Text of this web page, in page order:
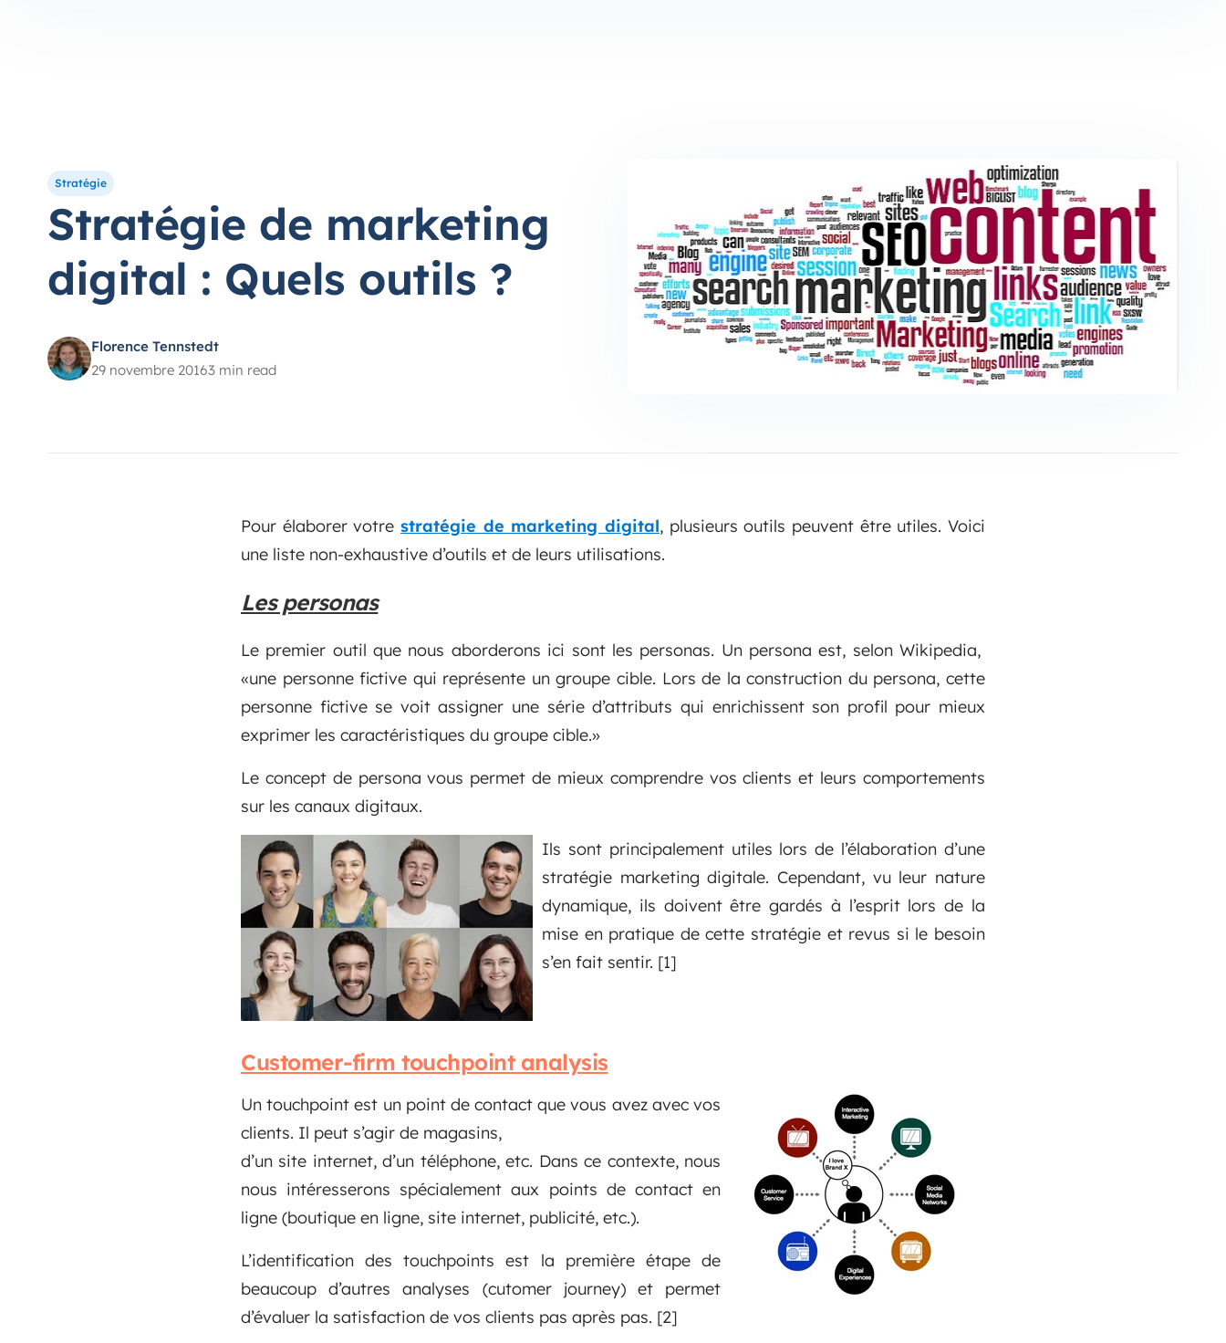
Stratégie
Stratégie de marketing
digital : Quels outils ?
Florence Tennstedt
29 novembre 20163 min read
Pour élaborer votre stratégie de marketing digital, plusieurs outils peuvent être utiles. Voici
une liste non-exhaustive d’outils et de leurs utilisations.
Les personas
Le premier outil que nous aborderons ici sont les personas. Un persona est, selon Wikipedia,
«une personne fictive qui représente un groupe cible. Lors de la construction du persona, cette
personne fictive se voit assigner une série d’attributs qui enrichissent son profil pour mieux
exprimer les caractéristiques du groupe cible.»
Le concept de persona vous permet de mieux comprendre vos clients et leurs comportements
sur les canaux digitaux.
Ils sont principalement utiles lors de l’élaboration d’une
stratégie marketing digitale. Cependant, vu leur nature
dynamique, ils doivent être gardés à l’esprit lors de la
mise en pratique de cette stratégie et revus si le besoin
s’en fait sentir. [1]
Customer-firm touchpoint analysis
Un touchpointest un point de contact que vous avez avec vos
clients. Il peut s’agir de magasins,
d’un site internet, d’un téléphone, etc. Dans ce contexte, nous
nous intéresserons spécialement aux points de contact en
ligne (boutique en ligne, site internet, publicité, etc.).
L’identification des touchpoints est la première étape de
beaucoup d’autres analyses (cutomer journey) et permet
d’évaluer la satisfaction de vos clients pas après pas. [2]